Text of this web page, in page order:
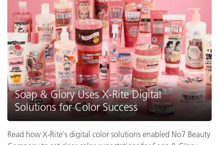
Soap & Glory Uses X-Rite Digital
Solutions for Color Success
Read how X-Rite's digital color solutions enabled No7 Beauty